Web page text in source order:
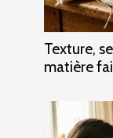
Texture,
matière